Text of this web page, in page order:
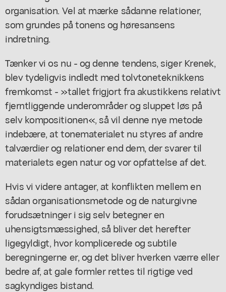
organisation. Vel at mærke sådanne relationer,
som grundes på tonens og høresansens
indretning.
Tænker vi os nu - og denne tendens, siger Krenek,
blev tydeligvis indledt med tolvtoneteknikkens
fremkomst - »tallet frigjort fra akustikkens relativt
fjerntliggende underområder og sluppet løs på
selv kompositionen«, så vil denne nye metode
indebære, at tonematerialet nu styres af andre
talværdier og relationer end dem, der svarer til
materialets egen natur og vor opfattelse af det.
Hvis vi videre antager, at konflikten mellem en
sådan organisationsmetode og de naturgivne
forudsætninger i sig selv betegner en
uhensigtsmæssighed, så bliver det herefter
ligegyldigt, hvor komplicerede og subtile
beregningerne er, og det bliver hverken værre eller
bedre af, at gale formler rettes til rigtige ved
sagkyndiges bistand.